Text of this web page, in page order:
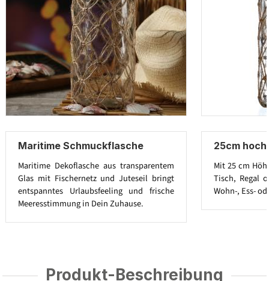
Maritime Schmuckflasche
Maritime Dekoflasche aus transparentem
Glas mit Fischernetz und Juteseil bringt
entspanntes Urlaubsfeeling und frische
Meeresstimmung in Dein Zuhause.
25cm hoch
Mit 25 cm
Tisch, Regal
Wohn-, Ess-
Produkt-Beschreibung